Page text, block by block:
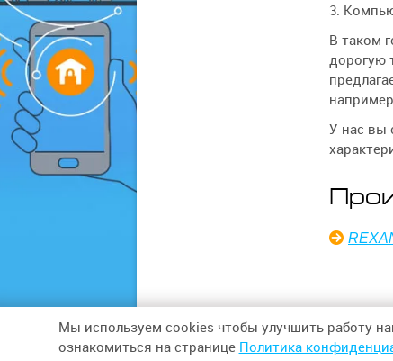
3.
В таком
дорогую
У нас вы
© 2026,ООО «СИНТЕЗ БЕЗОПАСНОСТИ»
Мы используем cookies чтобы улучшить работу
ознакомиться на странице Политика